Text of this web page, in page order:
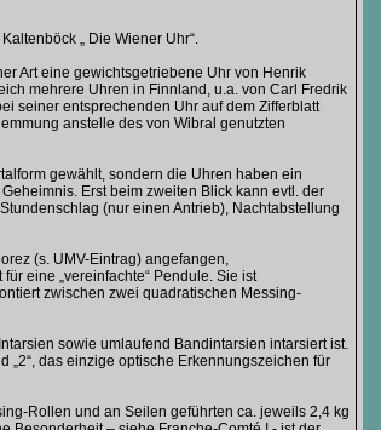
„ Die Wiener Uhr“.
Art eine gewichtsgetriebene Uhr von Henrik
mehrere Uhren in Finnland, u.a. von Carl Fredrik
seiner entsprechenden Uhr auf dem Zifferblatt
anstelle des von Wibral genutzten
gewählt, sondern die Uhren haben ein
Erst beim zweiten Blick kann evtl. der
(nur einen Antrieb), Nachtabstellung
(s. UMV-Eintrag) angefangen,
eine „vereinfachte“ Pendule. Sie ist
zwischen zwei quadratischen Messing-
sowie umlaufend Bandintarsien intarsiert ist.
„2“, das einzige optische Erkennungszeichen für
Rollen und an Seilen geführten ca. jeweils 2,4 kg